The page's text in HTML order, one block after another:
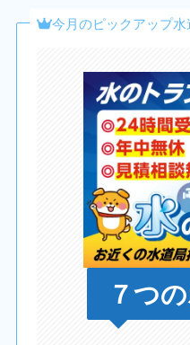
今月のピックアップ
７つ